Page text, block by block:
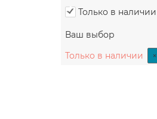
Только в наличии
Ваш выбор
Только в наличии
×